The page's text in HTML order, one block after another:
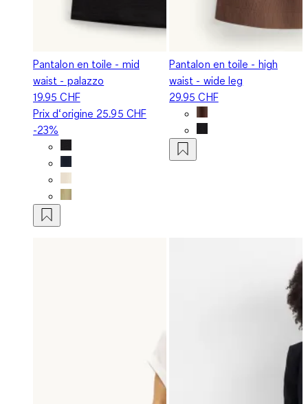
Pantalon en toile - mid
waist - palazzo
19.95 CHF
Prix d‘origine 25.95 CHF
-23%
Pantalon en toile - high
waist - wide leg
29.95 CHF